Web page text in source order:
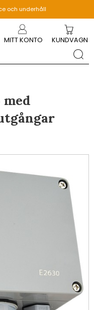
och underhåll
MITT KONTO KUNDVAGN